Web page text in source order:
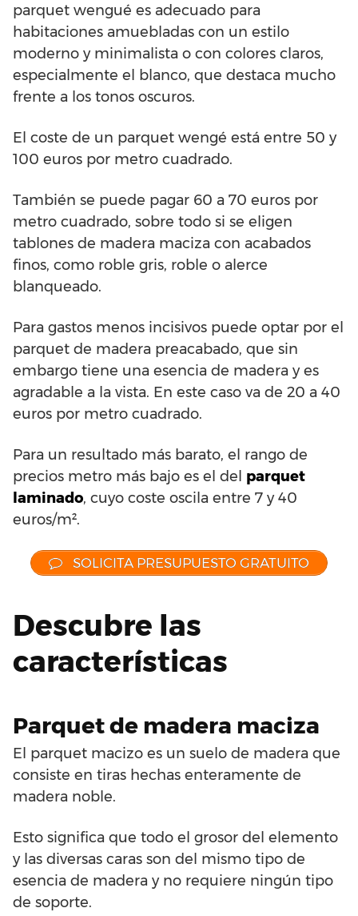
parquet wengué es adecuado para
habitaciones amuebladas con un estilo
moderno y minimalista o con colores claros,
especialmente el blanco, que destaca mucho
frente a los tonos oscuros.
El coste de un parquet wengé está entre 50 y
100 euros por metro cuadrado.
También se puede pagar 60 a 70 euros por
metro cuadrado, sobre todo si se eligen
tablones de madera maciza con acabados
finos, como roble gris, roble o alerce
blanqueado.
Para gastos menos incisivos puede optar por el
parquet de madera preacabado, que sin
embargo tiene una esencia de madera y es
agradable a la vista. En este caso va de 20 a 40
euros por metro cuadrado.
Para un resultado más barato, el rango de
precios metro más bajo es el del parquet
laminado, cuyo coste oscila entre 7 y 40
euros/m².
SOLICITA PRESUPUESTO GRATUITO
Descubre las
características
Parquet de madera maciza
El parquet macizo es un suelo de madera que
consiste en tiras hechas enteramente de
madera noble.
Esto significa que todo el grosor del elemento
y las diversas caras son del mismo tipo de
esencia de madera y no requiere ningún tipo
de soporte.